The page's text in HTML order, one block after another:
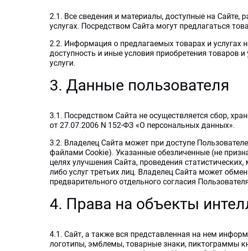
2.1. Все сведения и материалы, доступные на
услугах. Посредством Сайта могут предлагаться
2.2. Информация о предлагаемых товарах и услугах
доступность и иные условия приобретения товаров
услуги.
3. Данные пользователя
3.1. Посредством Сайта не осуществляется сбор,
от 27.07.2006 N 152-ФЗ «О персональных данных».
3.2. Владелец Сайта может при доступе
файлами Cookie). Указанные обезличенные (не
целях улучшения Сайта, проведения
либо услуг третьих лиц. Владелец Сайта может
предварительного отдельного согласия
4. Права на объекты
4.1. Сайт, а также вся представленная на нем
логотипы, эмблемы, товарные знаки, пиктограммы